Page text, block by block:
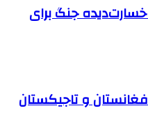
خسارت‌دیده جنگ برای
افغانستان و تاجیکستان